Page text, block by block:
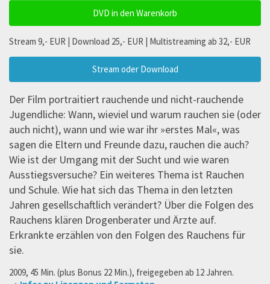
DVD in den Warenkorb
Stream 9,- EUR | Download 25,- EUR | Multistreaming ab 32,- EUR
Stream oder Download
Der Film portraitiert rauchende und nicht-rauchende
Jugendliche: Wann, wieviel und warum rauchen sie (oder
auch nicht), wann und wie war ihr »erstes Mal«, was
sagen die Eltern und Freunde dazu, rauchen die auch?
Wie ist der Umgang mit der Sucht und wie waren
Ausstiegsversuche? Ein weiteres Thema ist Rauchen
und Schule. Wie hat sich das Thema in den letzten
Jahren gesellschaftlich verändert? Über die Folgen des
Rauchens klären Drogenberater und Ärzte auf.
Erkrankte erzählen von den Folgen des Rauchens für
sie.
2009, 45 Min. (plus Bonus 22 Min.), freigegeben ab 12 Jahren.